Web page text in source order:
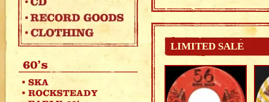
LIMITED SALE